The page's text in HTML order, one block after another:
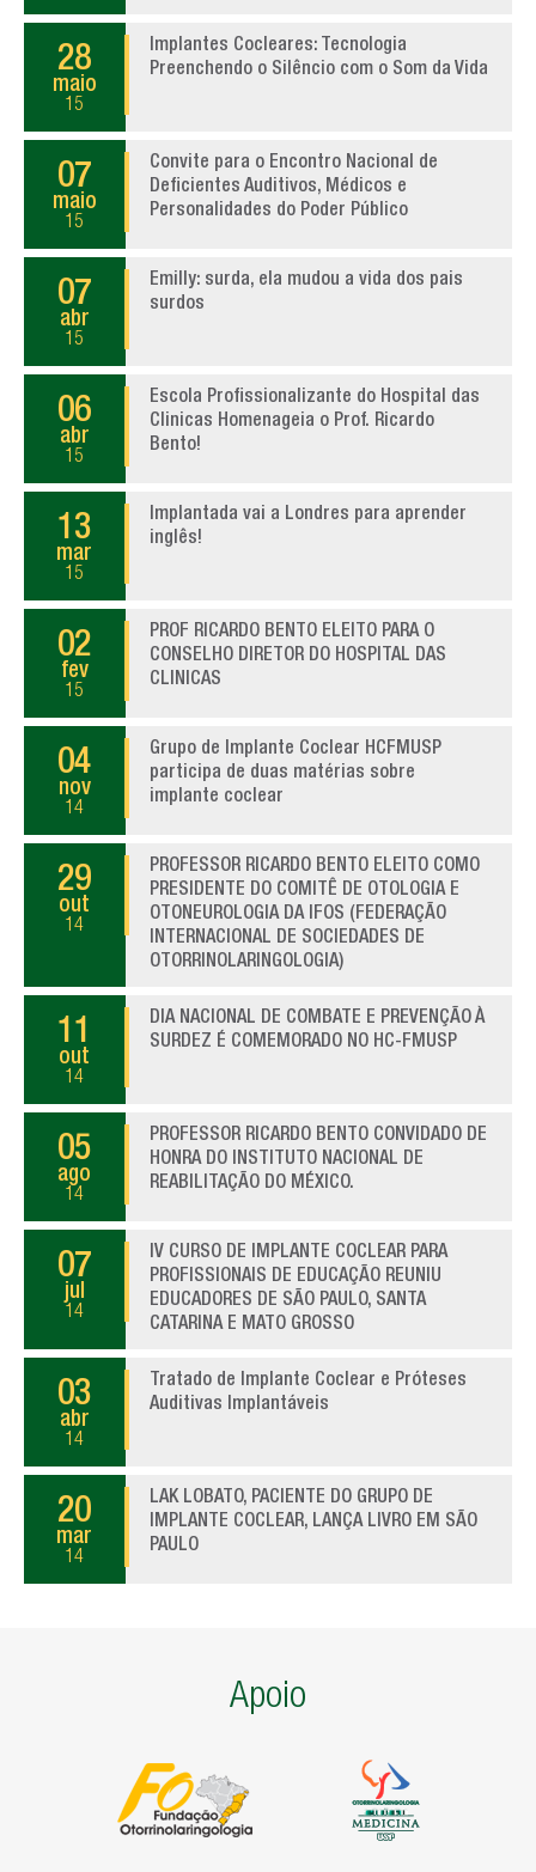
28
maio
15
Implantes Cocleares: Tecnologia
Preenchendo o Silêncio com o Som da Vida
07
maio
15
Convite para o Encontro Nacional de
Deficientes Auditivos, Médicos e
Personalidades do Poder Público
07
abr
15
Emilly: surda, ela mudou a vida dos pais
surdos
06
abr
15
Escola Profissionalizante do Hospital das
Clinicas Homenageia o Prof. Ricardo
Bento!
13
mar
15
Implantada vai a Londres para aprender
inglês!
02
fev
15
PROF RICARDO BENTO ELEITO PARA O
CONSELHO DIRETOR DO HOSPITAL DAS
CLINICAS
04
nov
14
Grupo de Implante Coclear HCFMUSP
participa de duas matérias sobre
implante coclear
29
out
14
PROFESSOR RICARDO BENTO ELEITO COMO
PRESIDENTE DO COMITÊ DE OTOLOGIA E
OTONEUROLOGIA DA IFOS (FEDERAÇÃO
INTERNACIONAL DE SOCIEDADES DE
OTORRINOLARINGOLOGIA)
11
out
14
DIA NACIONAL DE COMBATE E PREVENÇÃO À
SURDEZ É COMEMORADO NO HC-FMUSP
05
ago
14
PROFESSOR RICARDO BENTO CONVIDADO DE
HONRA DO INSTITUTO NACIONAL DE
REABILITAÇÃO DO MÉXICO.
07
jul
14
IV CURSO DE IMPLANTE COCLEAR PARA
PROFISSIONAIS DE EDUCAÇÃO REUNIU
EDUCADORES DE SÃO PAULO, SANTA
CATARINA E MATO GROSSO
03
abr
14
Tratado de Implante Coclear e Próteses
Auditivas Implantáveis
20
mar
14
LAK LOBATO, PACIENTE DO GRUPO DE
IMPLANTE COCLEAR, LANÇA LIVRO EM SÃO
PAULO
Apoio